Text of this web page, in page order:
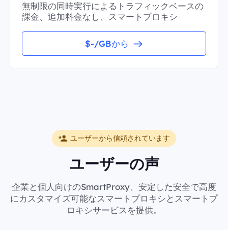
無制限の同時実行によるトラフィックベースの
課金、追加料金なし、スマートプロキシ
$-/GBから
ユーザーから信頼されています
ユーザーの声
企業と個人向けのSmartProxy、安定した安全で高度
にカスタマイズ可能なスマートプロキシとスマートプ
ロキシサービスを提供。